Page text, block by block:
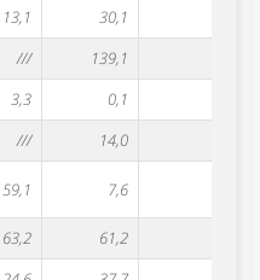
13,1 30,1
/// 139,1
3,3 0,1
/// 14,0
59,1 7,6
63,2 61,2